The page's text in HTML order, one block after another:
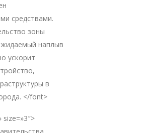
средствами.
зоны
наплыв
ускорит
в
</font>